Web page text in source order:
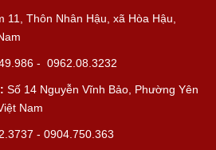
11, Thôn Nhân Hậu, xã Hòa Hậu,
- 0962.08.3232
Số 14 Nguyễn Vĩnh Bảo, Phường Yên
Nam
- 0904.750.363